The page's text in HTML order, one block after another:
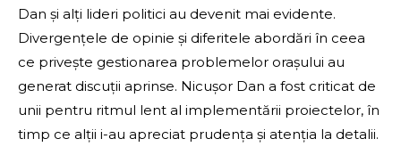
Dan și alți lideri politici au devenit mai evidente.
Divergențele de opinie și diferitele abordări în ceea
ce privește gestionarea problemelor orașului au
generat discuții aprinse. Nicușor Dan a fost criticat de
unii pentru ritmul lent al implementării proiectelor, în
timp ce alții i-au apreciat prudența și atenția la detalii.